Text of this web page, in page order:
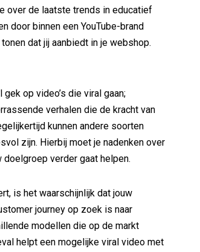
over de laatste trends in educatief
door binnen een YouTube-brand
dat jij aanbiedt in je webshop.
op video’s die viral gaan;
verhalen die de kracht van
kunnen andere soorten
zijn. Hierbij moet je nadenken over
verder gaat helpen.
is het waarschijnlijk dat jouw
journey op zoek is naar
modellen die op de markt
helpt een mogelijke viral video met